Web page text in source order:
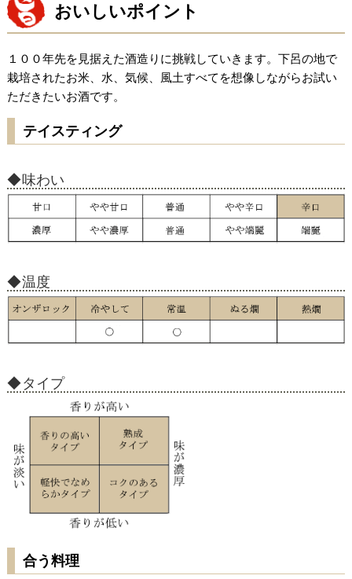
おいしいポイント
１００年先を見据えた酒造りに挑戦していきます。下呂の地で
栽培されたお米、水、気候、風土すべてを想像しながらお試い
ただきたいお酒です。
テイスティング
味わい
温度
タイプ
合う料理